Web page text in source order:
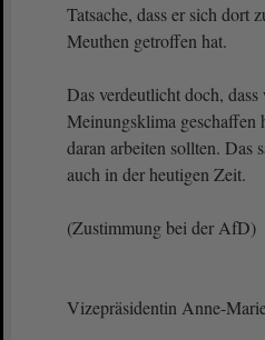
Tatsache, dass er sich dort
Meuthen getroffen hat.
Das verdeutlicht doch,
Meinungsklima geschaffen
daran arbeiten sollten. Das
auch in der heutigen Zeit.
(Zustimmung bei der AfD)
Vizepräsidentin Anne-